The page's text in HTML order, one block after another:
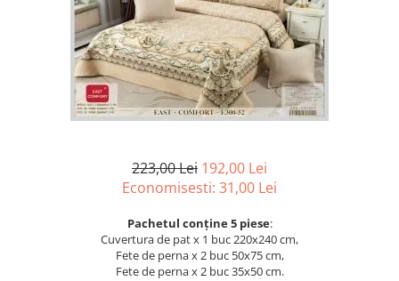
Lenjerii de pat Bumbac Poplin
Lenjerii de pat Catifea
Lenjerii de pat Damasc
Lenjerii de pat Finet + 2 Draperii
Lenjerii de pat finet Home
Lenjerii de pat Saten 4 piese cu
223,00 Lei 192,00 Lei
Economisesti: 31,00 Lei
Pachetul conține 5 piese:
Cuvertura de pat x 1 buc 220x240 cm,
Fete de perna x 2 buc 50x75 cm,
Fete de perna x 2 buc 35x50 cm.